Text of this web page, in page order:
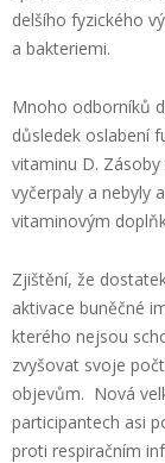
delšího fyzického
a bakteriemi.
Mnoho odborníků
důsledek oslabení
vitaminu D.
vyčerpaly a nebyly
vitaminovým
Zjištění, že
aktivace buněčné
kterého nejsou
zvyšovat svoje
objevům. Nová
participantech asi
proti respiračním